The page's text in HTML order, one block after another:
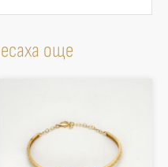
още